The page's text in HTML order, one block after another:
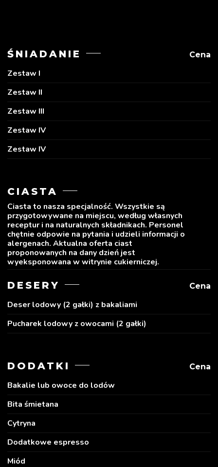
ŚNIADANIE Cena
Zestaw I
Zestaw II
Zestaw III
Zestaw IV
Zestaw IV
CIASTA
Ciasta to nasza specjalność. Wszystkie są
przygotowywane na miejscu, według własnych
receptur i na naturalnych składnikach. Personel
chętnie odpowie na pytania i udzieli informacji o
alergenach. Aktualna oferta ciast
proponowanych na dany dzień jest
wyeksponowana w witrynie cukierniczej.
DESERY Cena
Deser lodowy (2 gałki) z bakaliami
Pucharek lodowy z owocami (2 gałki)
DODATKI Cena
Bakalie lub owoce do lodów
Bita śmietana
Cytryna
Dodatkowe espresso
Miód